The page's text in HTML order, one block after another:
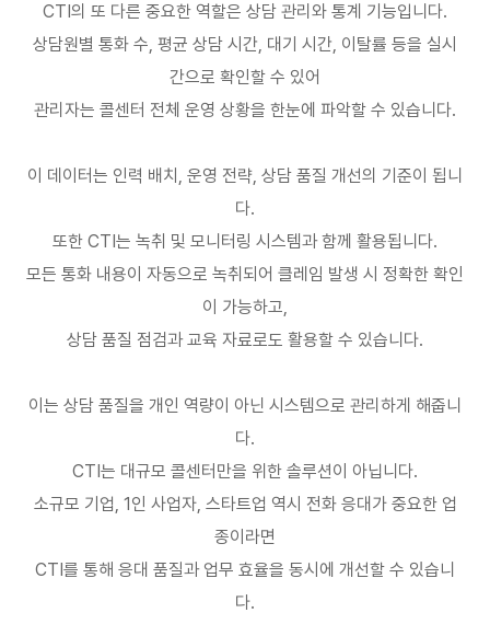
CTI의 또 다른 중요한 역할은 상담 관리와 통계 기능입니다.
상담원별 통화 수, 평균 상담 시간, 대기 시간, 이탈률 등을 실시
간으로 확인할 수 있어
관리자는 콜센터 전체 운영 상황을 한눈에 파악할 수 있습니다.
이 데이터는 인력 배치 , 운영 전략, 상담 품질 개선의 기준이 됩니
다.
또한 CTI는 녹취 및 모니터링 시스템과 함께 활용됩니다.
모든 통화 내용이 자동으로 녹취되어 클레임 발생 시 정확한 확인
이 가능하고,
상담 품질 점검과 교육 자료로도 활용할 수 있습니다.
이는 상담 품질을 개인 역량이 아닌 시스템으로 관리하게 해줍니
다.
CTI는 대규모 콜센터만을 위한 솔루션이 아닙니다.
소규모 기업, 1인 사업자, 스타트업 역시 전화 응대가 중요한 업
종이라면
CTI를 통해 응대 품질과 업무 효율을 동시에 개선할 수 있습니
다.